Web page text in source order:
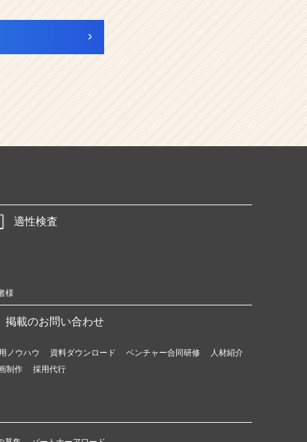
適性検査
様
掲載のお問い合わせ
ノウハウ 資料ダウンロード ベンチャー合同研修
人材紹介
制作
採用代行